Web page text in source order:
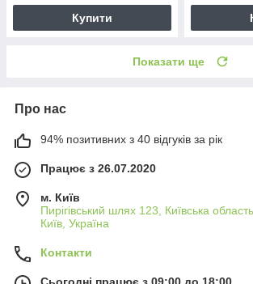
Купити
Показати ще
Про нас
94% позитивних з 40 відгуків за рік
Працює з 26.07.2020
м. Київ
Пирігівський шлях 123, Київська
Київ, Україна
Контакти